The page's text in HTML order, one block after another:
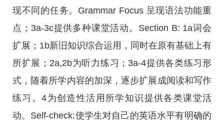
现不同的任务。Grammar Focus 呈现语法功能重
点；3a-3c提供多种课堂活动。Section B: 1a词会
扩展；1b新旧知识综合运用，同时在原有基础上有
所扩展；2a,2b为听力练习；3a-4提供各类练习形
式，随着所学内容的加深，逐步扩展成阅读和写作
练习。4为创造性活用所学知识提供各类课堂活
动。Self-check:使学生对自己的英语水平有明确的